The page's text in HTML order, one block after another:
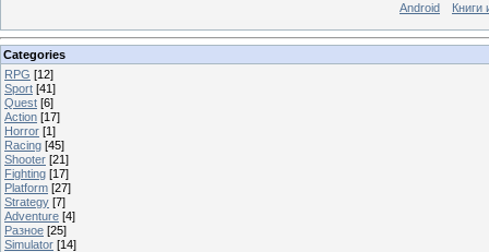
Android
Книги
Categories
RPG [12]
Sport [41]
Quest [6]
Action [17]
Horror [1]
Racing [45]
Shooter [21]
Fighting [17]
Platform [27]
Strategy [7]
Adventure [4]
Разное [25]
Simulator [14]